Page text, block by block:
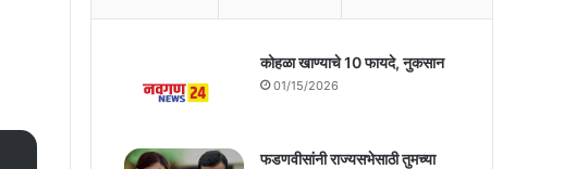
कोहळा खाण्याचे 10 फायदे, नुकसान
01/15/2026
फडणवीसांनी राज्यसभेसाठी तुमच्या